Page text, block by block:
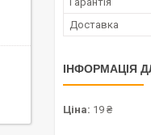
Доставка
ІНФОРМАЦІЯ
Ціна: 19 ₴